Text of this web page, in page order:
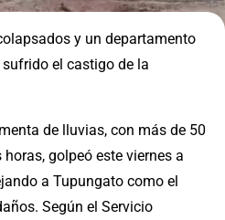
y un departamento
el castigo de la
de lluvias, con más de 50
golpeó este viernes a
a Tupungato como el
Según el Servicio